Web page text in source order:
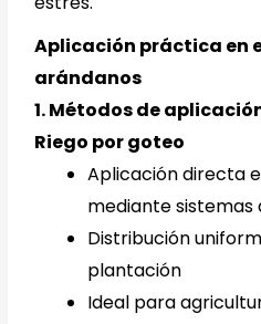
Aplicación práctica en
arándanos
1. Métodos de
Riego por goteo
Aplicación directa
mediante sistemas
Distribución
plantación
Ideal para